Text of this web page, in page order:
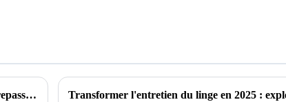
Le guide ultime pour trouver les meilleurs fournisseurs de fers à repasser rotatifs à vapeur